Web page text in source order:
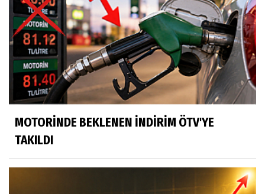
MOTORİNDE BEKLENEN İNDİRİM ÖTV'YE
TAKILDI